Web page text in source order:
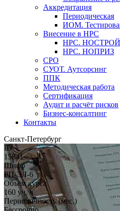
Аккредитация
Периодическая
ИОМ.
Внесение в НРС
НРС. НОСТРОЙ
НРС. НОПРИЗ
СРО
СУОТ. Аутсорсинг
ППК
Методическая работа
Сертификация
Аудит и расчёт рисков
Бизнес-консалтинг
Контакты
Санкт-Петербург
ID
15841
Шифр
РП-ЭЛ-6
Объём курса
160 уч. ч.
Периодичность (мес.)